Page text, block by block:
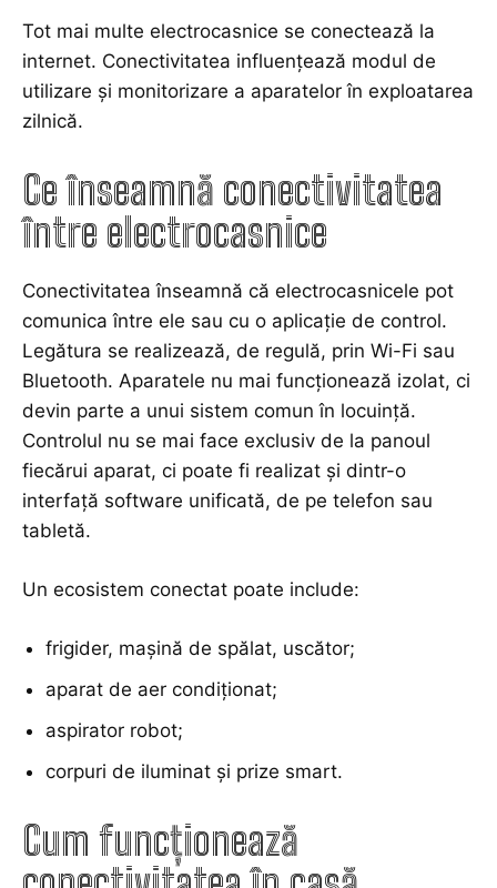
Tot mai multe electrocasnice se conectează la
internet. Conectivitatea influențează modul de
utilizare și monitorizare a aparatelor în exploatarea
zilnică.
Ce înseamnă conectivitatea
între electrocasnice
Conectivitatea înseamnă că electrocasnicele pot
comunica între ele sau cu o aplicație de control.
Legătura se realizează, de regulă, prin Wi-Fi sau
Bluetooth. Aparatele nu mai funcționează izolat, ci
devin parte a unui sistem comun în locuință.
Controlul nu se mai face exclusiv de la panoul
fiecărui aparat, ci poate fi realizat și dintr-o
interfață software unificată, de pe telefon sau
tabletă.
Un ecosistem conectat poate include:
frigider, mașină de spălat, uscător;
aparat de aer condiționat;
aspirator robot;
corpuri de iluminat și prize smart.
Cum funcționează